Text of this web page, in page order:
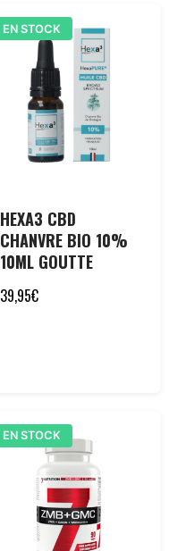
EN STOCK
HEXA3 CBD
CHANVRE BIO 10%
10ML GOUTTE
39,95€
EN STOCK